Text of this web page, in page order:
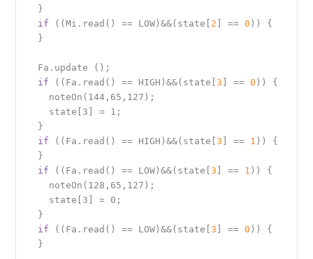
  }
if ((Mi.read() == LOW)&&(state[ 2 ] == 0 )) {
  }
  Fa.update ();
if ((Fa.read() == HIGH)&&(state[ 3 ] == 0 )) {
    noteOn(144,65,127);
    state[3] = 1;
  }
if ((Fa.read() == HIGH)&&(state[ 3 ] == 1 )) {
  }
if ((Fa.read() == LOW)&&(state[ 3 ] == 1 )) {
    noteOn(128,65,127);
    state[3] = 0;
  }
if ((Fa.read() == LOW)&&(state[ 3 ] == 0 )) {
  }